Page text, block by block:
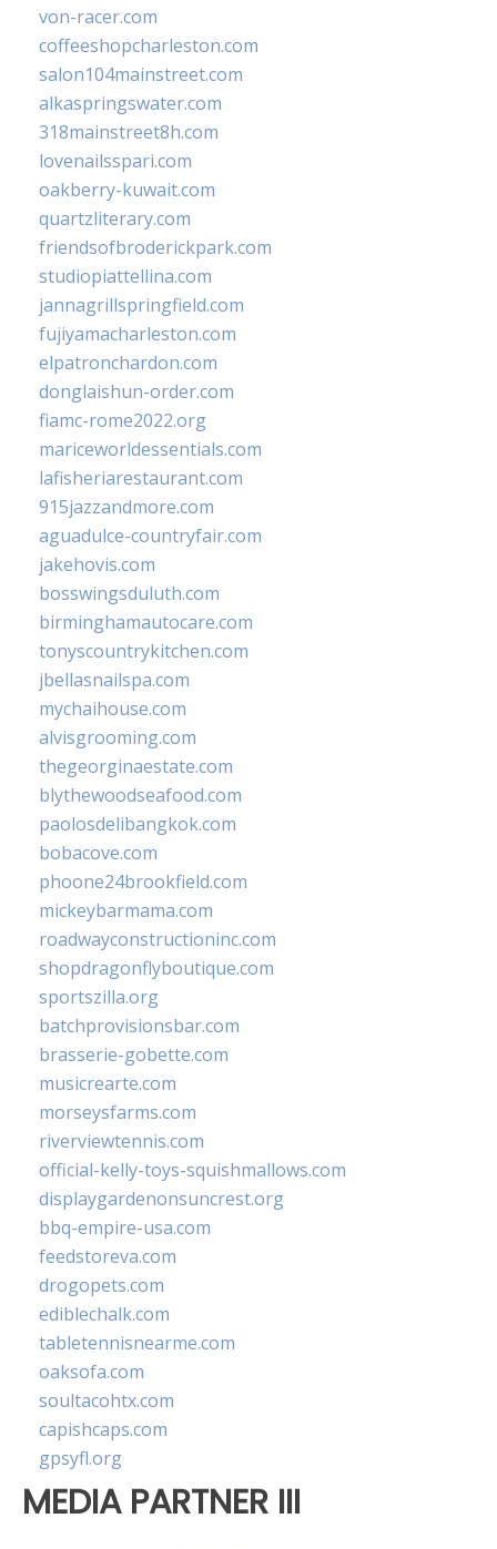
von-racer.com
coffeeshopcharleston.com
salon104mainstreet.com
alkaspringswater.com
318mainstreet8h.com
lovenailsspari.com
oakberry-kuwait.com
quartzliterary.com
friendsofbroderickpark.com
studiopiattellina.com
jannagrillspringfield.com
fujiyamacharleston.com
elpatronchardon.com
donglaishun-order.com
fiamc-rome2022.org
mariceworldessentials.com
lafisheriarestaurant.com
915jazzandmore.com
aguadulce-countryfair.com
jakehovis.com
bosswingsduluth.com
birminghamautocare.com
tonyscountrykitchen.com
jbellasnailspa.com
mychaihouse.com
alvisgrooming.com
thegeorginaestate.com
blythewoodseafood.com
paolosdelibangkok.com
bobacove.com
phoone24brookfield.com
mickeybarmama.com
roadwayconstructioninc.com
shopdragonflyboutique.com
sportszilla.org
batchprovisionsbar.com
brasserie-gobette.com
musicrearte.com
morseysfarms.com
riverviewtennis.com
official-kelly-toys-squishmallows.com
displaygardenonsuncrest.org
bbq-empire-usa.com
feedstoreva.com
drogopets.com
ediblechalk.com
tabletennisnearme.com
oaksofa.com
soultacohtx.com
capishcaps.com
gpsyfl.org
MEDIA PARTNER III